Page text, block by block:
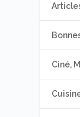
Ciné,